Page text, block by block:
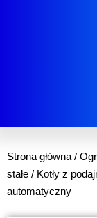
Strona główna /
stałe / Kotły z
automatyczny